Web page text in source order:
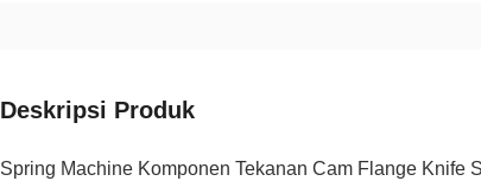
Deskripsi Produk
Spring Machine Komponen Tekanan Cam Flange Knife